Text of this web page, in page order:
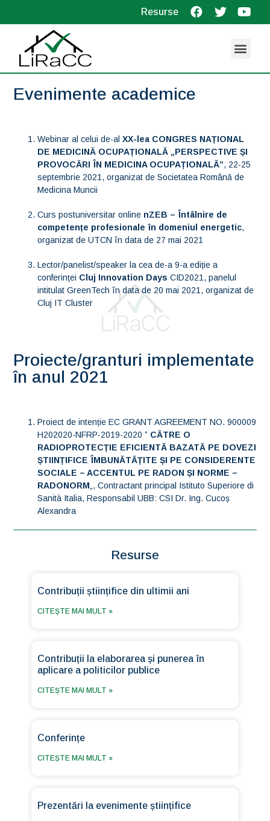
Resurse
Evenimente academice
Webinar al celui de-alXX-lea CONGRES NAȚIONAL
DE MEDICINĂ OCUPAȚIONALĂ „PERSPECTIVE ȘI
PROVOCĂRI ÎN MEDICINA OCUPAȚIONALĂ”, 22-25
septembrie 2021, organizat de Societatea Română de
Medicina Muncii
Curs postuniversitar online nZEB – Întâlnire de
competențe profesionale în domeniul energetic,
organizat de UTCN în data de 27 mai 2021
Lector/panelist/speaker la cea de-a 9-a ediție a
conferinței Cluj Innovation Days CID2021, panelul
intitulat GreenTech în data de 20 mai 2021, organizat de
Cluj IT Cluster
Proiecte/granturi implementate
în anul 2021
Proiect de intenție EC GRANT AGREEMENT NO. 900009
H202020-NFRP-2019-2020 ” CĂTRE O
RADIOPROTECȚIE EFICIENTĂ BAZATĂ PE DOVEZI
ȘTIINȚIFICE ÎMBUNĂTĂȚITE ȘI PE CONSIDERENTE
SOCIALE – ACCENTUL PE RADON ȘI NORME –
RADONORM„, Contractant principal Istituto Superiore di
Sanità Italia, Responsabil UBB: CSI Dr. Ing. Cucoș
Alexandra
Resurse
Contribuții științifice din ultimii ani
CITEȘTE MAI MULT »
Contribuții la elaborarea și punerea în
aplicare a politicilor publice
CITEȘTE MAI MULT »
Conferințe
CITEȘTE MAI MULT »
Prezentări la evenimente științifice